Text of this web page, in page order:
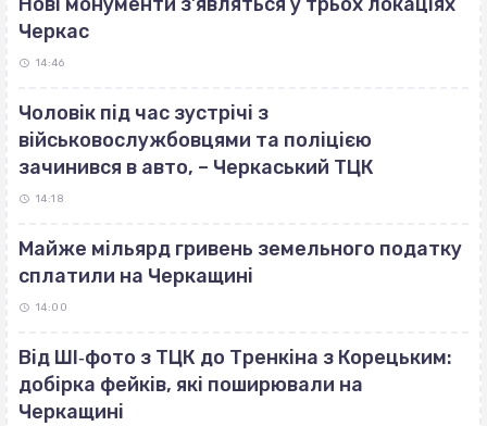
Черкас
14:46
Чоловік під час зустрічі з
військовослужбовцями та поліцією
зачинився в авто, – Черкаський ТЦК
14:18
Майже мільярд гривень земельного податку
сплатили на Черкащині
14:00
Від ШІ‐фото з ТЦК до Тренкіна з Корецьким:
добірка фейків, які поширювали на
Черкащині